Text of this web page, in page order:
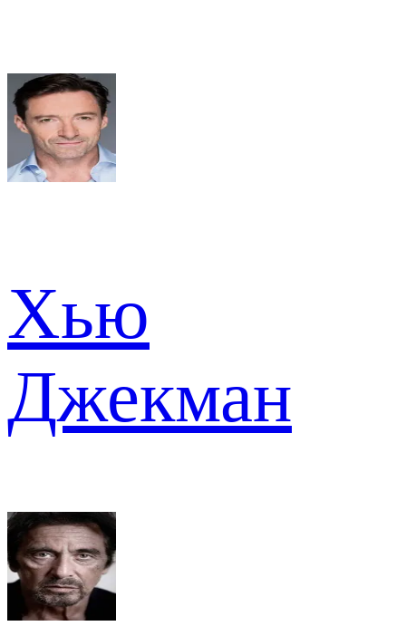
Хью
Джекман